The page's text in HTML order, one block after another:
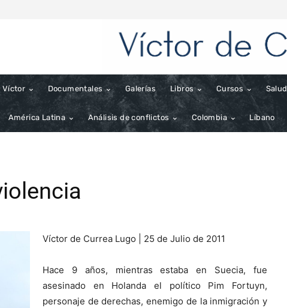
Víctor Documentales Galerías Libros Cursos Salud
América Latina Análisis de conflictos Colombia Líbano
Víctor de Currea Lugo | 25 de Julio de 2011
Hace 9 años, mientras estaba en Suecia, fue
asesinado en Holanda el político Pim Fortuyn,
personaje de derechas, enemigo de la inmigración y